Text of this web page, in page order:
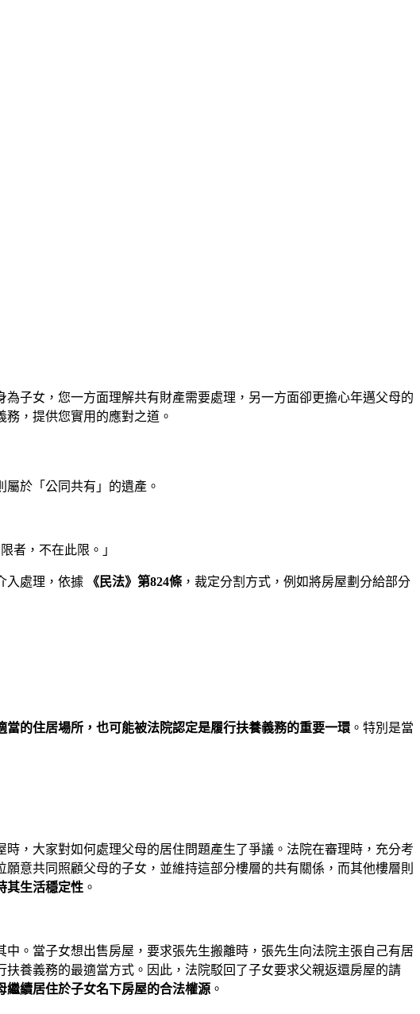
子女，您一方面理解共有財產需要處理，另一方面卻更擔心年邁父母的
，提供您實用的應對之道。
於「公同共有」的遺產。
者，不在此限。」
入處理，依據 《民法》第824條 ，裁定分割方式，例如將房屋劃分給部分
當的住居場所，也可能被法院認定是履行扶養義務的重要一環 。特別是當
，大家對如何處理父母的居住問題產生了爭議。法院在審理時，充分考
意共同照顧父母的子女，並維持這部分樓層的共有關係，而其他樓層則
其生活穩定性 。
。當子女想出售房屋，要求張先生搬離時，張先生向法院主張自己有居
養義務的最適當方式。因此，法院駁回了子女要求父親返還房屋的請
繼續居住於子女名下房屋的合法權源 。